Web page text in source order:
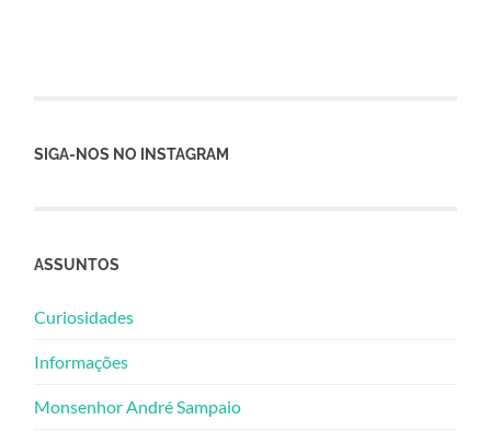
SIGA-NOS NO INSTAGRAM
ASSUNTOS
Curiosidades
Informações
Monsenhor André Sampaio